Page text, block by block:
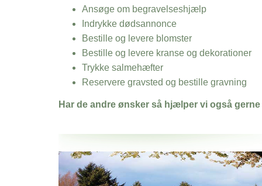
Ansøge om begravelseshjælp
Indrykke dødsannonce
Bestille og levere blomster
Bestille og levere kranse og dekorationer
Trykke salmehæfter
Reservere gravsted og bestille gravning
Har de andre ønsker så hjælper vi også gerne
Her hos os får du altid en god afslutning når det gælder
Stille Begravelse I Grenå
vi hjælper i alle faser af begravelsel